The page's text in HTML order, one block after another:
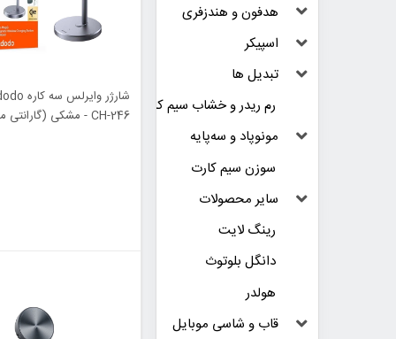
هدفون و هندزفری
اسپیکر
تبدیل ها
رم ریدر و خشاب سیم کارت
مونوپاد و سه‌پایه
سوزن سیم کارت
سایر محصولات
رینگ لایت
دانگل بلوتوث
هولدر
قاب و شاسی موبایل
CH-246 - مشکی (گارانتی متین) - اصلی